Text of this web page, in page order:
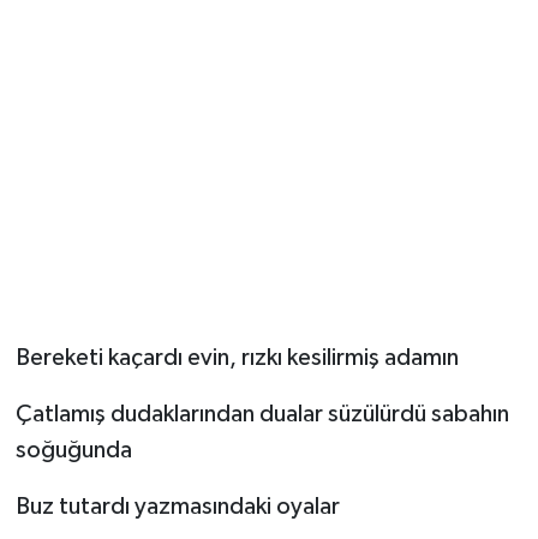
Bereketi kaçardı evin, rızkı kesilirmiş adamın
Çatlamış dudaklarından dualar süzülürdü sabahın
soğuğunda
Buz tutardı yazmasındaki oyalar